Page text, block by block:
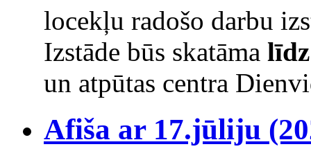
locekļu radošo darbu
Izstāde būs skatāma
un atpūtas centra
Afiša ar 17.jūliju